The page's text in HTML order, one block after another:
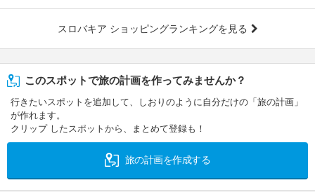
スロバキア ショッピングランキングを見る
このスポットで旅の計画を作ってみませんか？
行きたいスポットを追加して、しおりのように自分だけの「旅の計画」
が作れます。
クリップ したスポットから、まとめて登録も！
旅の計画を作成する